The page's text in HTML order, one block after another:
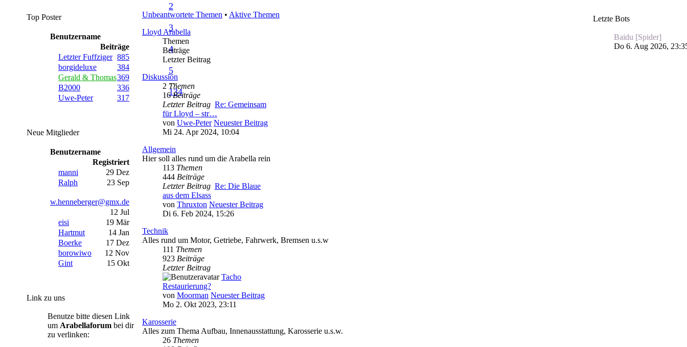
2
3
4
5
…
134
Unbeantwortete Themen • Aktive Themen
Lloyd Arabella
Themen
Beiträge
Letzter Beitrag
Diskussion
2 Themen
16Beiträge
Letzter Beitrag Re: Gemeinsam
für Lloyd – str…
von Uwe-Peter Neuester Beitrag
Mi 24. Apr 2024, 10:04
Allgemein
Hier soll alles rund um die Arabella rein
113 Themen
444 Beiträge
Letzter Beitrag Re: Die Blaue
aus dem Elsass
von Thruxton Neuester Beitrag
Di 6. Feb 2024, 15:26
Technik
Alles rund um Motor, Getriebe, Fahrwerk, Bremsen u.s.w
111 Themen
923 Beiträge
Letzter Beitrag
Tacho
Restaurierung?
von Moorman Neuester Beitrag
Mo 2. Okt 2023, 23:11
Karosserie
Alles zum Thema Aufbau, Innenausstattung, Karosserie u.s.w.
26 Themen
Top Poster
Benutzername
Beiträge
Letzter Fuffziger 885
borgideluxe
384
Gerald & Thomas369
B2000
336
Uwe-Peter
317
Neue Mitglieder
Benutzername
Registriert
manni
29 Dez
Ralph
23 Sep
w.henneberger@gmx.de
12 Jul
eisi
19 Mär
Hartmut
14 Jan
Boerke
17 Dez
borowiwo
12 Nov
Gint
15 Okt
Link zu uns
Benutze bitte diesen Link
um Arabellaforum bei dir
zu verlinken:
Letzte Bots
Baidu [Spider]
Do 6. Aug 2026,